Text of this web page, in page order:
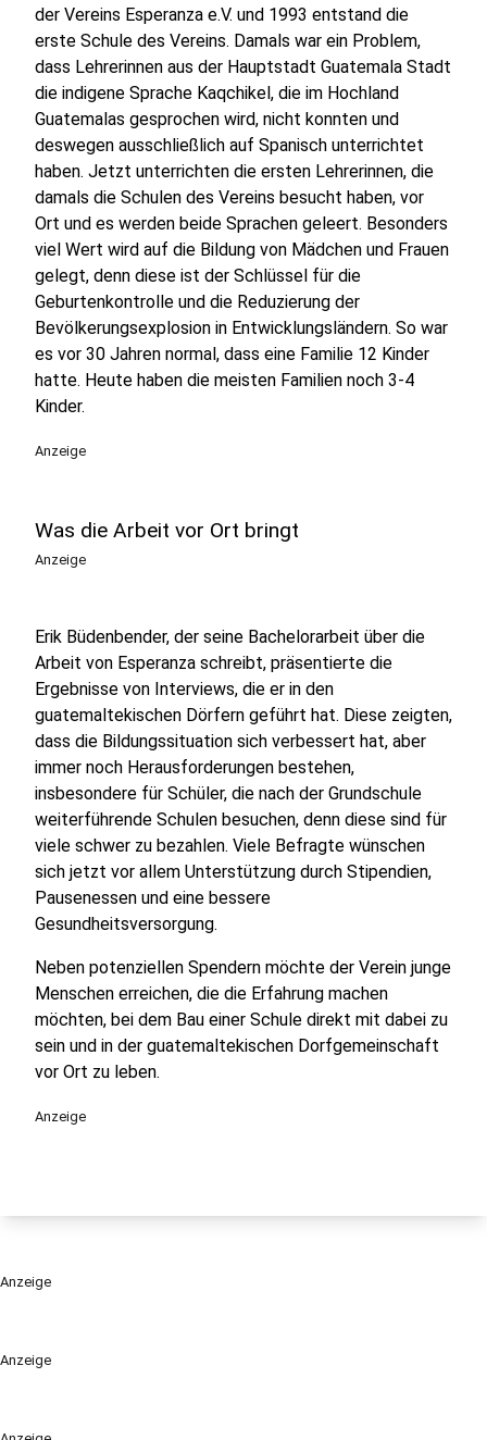
Anzeige
der Vereins Esperanza e.V. und 1993 entstand die
erste Schule des Vereins. Damals war ein Problem,
dass Lehrerinnen aus der Hauptstadt Guatemala Stadt
die indigene Sprache Kaqchikel, die im Hochland
Guatemalas gesprochen wird, nicht konnten und
deswegen ausschließlich auf Spanisch unterrichtet
haben. Jetzt unterrichten die ersten Lehrerinnen, die
damals die Schulen des Vereins besucht haben, vor
Ort und es werden beide Sprachen geleert. Besonders
viel Wert wird auf die Bildung von Mädchen und Frauen
gelegt, denn diese ist der Schlüssel für die
Geburtenkontrolle und die Reduzierung der
Bevölkerungsexplosion in Entwicklungsländern. So war
es vor 30 Jahren normal, dass eine Familie 12 Kinder
hatte. Heute haben die meisten Familien noch 3-4
Kinder.
Anzeige
Was die Arbeit vor Ort bringt
Anzeige
Erik Büdenbender, der seine Bachelorarbeit über die
Arbeit von Esperanza schreibt, präsentierte die
Ergebnisse von Interviews, die er in den
guatemaltekischen Dörfern geführt hat. Diese zeigten,
dass die Bildungssituation sich verbessert hat, aber
immer noch Herausforderungen bestehen,
insbesondere für Schüler, die nach der Grundschule
weiterführende Schulen besuchen, denn diese sind für
viele schwer zu bezahlen. Viele Befragte wünschen
sich jetzt vor allem Unterstützung durch Stipendien,
Pausenessen und eine bessere
Gesundheitsversorgung.
Neben potenziellen Spendern möchte der Verein junge
Menschen erreichen, die die Erfahrung machen
möchten, bei dem Bau einer Schule direkt mit dabei zu
sein und in der guatemaltekischen Dorfgemeinschaft
vor Ort zu leben.
Anzeige
Anzeige